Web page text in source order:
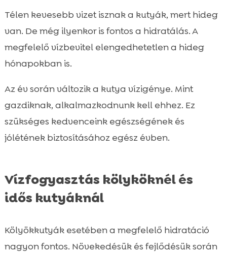
Télen kevesebb vizet isznak a kutyák, mert hideg
van. De még ilyenkor is fontos a hidratálás. A
megfelelő vízbevitel elengedhetetlen a hideg
hónapokban is.
Az év során változik a kutya vízigénye. Mint
gazdiknak, alkalmazkodnunk kell ehhez. Ez
szükséges kedvenceink egészségének és
jólétének biztosításához egész évben.
Vízfogyasztás kölyköknél és
idős kutyáknál
Kölyökkutyák esetében a megfelelő hidratáció
nagyon fontos. Növekedésük és fejlődésük során